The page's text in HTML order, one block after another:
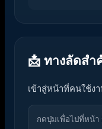
📩 ทางลัดส
เข้าสู่หน้าที่คนใช้ง